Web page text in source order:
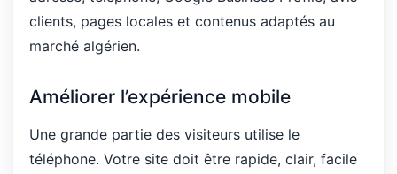
clients, pages locales et contenus adaptés au
marché algérien.
Améliorer l’expérience mobile
Une grande partie des visiteurs utilise le
téléphone. Votre site doit être rapide, clair, facile